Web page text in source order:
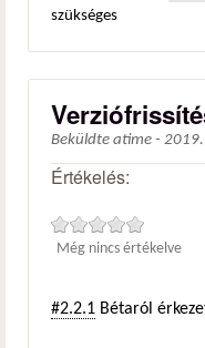
szükséges
Beküldte atime -
Értékelés:
Még nincs értékelve
#2.2.1 Bétaról